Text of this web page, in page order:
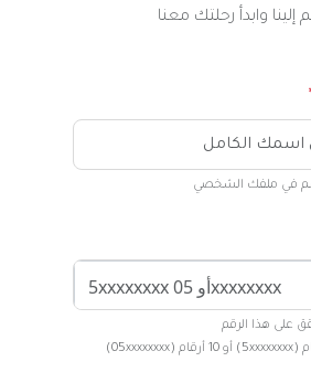
إلينا وابدأ رحلتك معنا
في ملفك الشخصي
على هذا الرقم